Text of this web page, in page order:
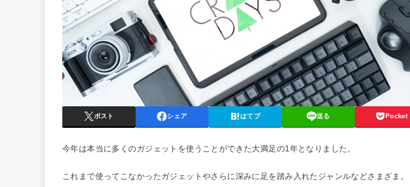
ポスト シェア はてブ 送る Pocket
今年は本当に多くのガジェットを使うことができた大満足の1年となりました。
これまで使ってこなかったガジェットやさらに深みに足を踏み入れたジャンルなどさまざま。